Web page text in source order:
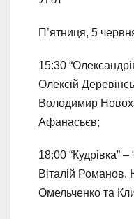
П’ятниця, 5
15:30
Олексій
Володимир
Афанасьєв;
18:00 “Кудрівка”
Віталій
Омельченко та